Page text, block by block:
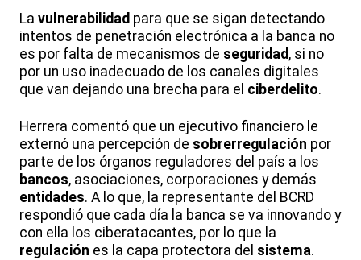
La vulnerabilidad para que se sigan detectando
intentos de penetración electrónica a la banca no
es por falta de mecanismos de seguridad, si no
por un uso inadecuado de los canales digitales
que van dejando una brecha para el ciberdelito.
Herrera comentó que un ejecutivo financiero le
externó una percepción de sobrerregulación por
parte de los órganos reguladores del país a los
bancos, asociaciones, corporaciones y demás
entidades. A lo que, la representante del BCRD
respondió que cada día la banca se va innovando y
con ella los ciberatacantes, por lo que la
regulación es la capa protectora del sistema.